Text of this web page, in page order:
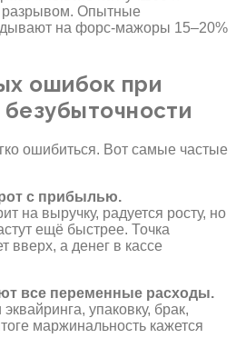
разрывом. Опытные
на форс-мажоры 15–20%
ошибок при
ошибиться. Вот самые частые
с прибылью.
на выручку, радуется росту, но
ещё быстрее. Точка
вверх, а денег в кассе
все переменные расходы.
упаковку, брак,
маржинальность кажется